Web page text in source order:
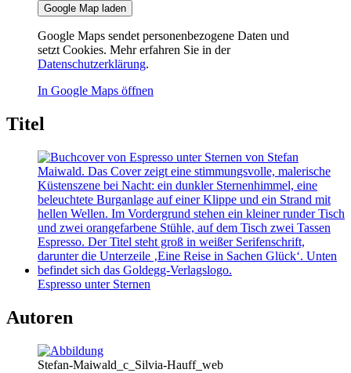
Google Map laden
Google Maps sendet personenbezogene Daten und
setzt Cookies. Mehr erfahren Sie in der
Datenschutzerklärung.
In Google Maps öffnen
Titel
Espresso unter Sternen
Autoren
Stefan-Maiwald_c_Silvia-Hauff_web